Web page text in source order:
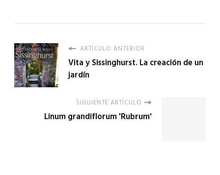
ARTÍCULO ANTERIOR
Vita y Sissinghurst. La creación de un
jardín
SIGUIENTE ARTÍCULO
Linum grandiflorum 'Rubrum'